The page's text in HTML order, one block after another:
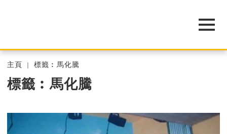
主頁 標籤︰馬化騰
標籤︰馬化騰